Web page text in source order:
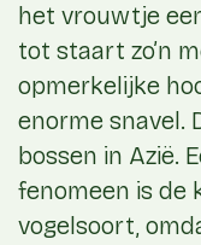
het vrouwtje
tot staart zo’n
opmerkelijke
enorme snavel.
bossen in Azië.
fenomeen is de
vogelsoort,